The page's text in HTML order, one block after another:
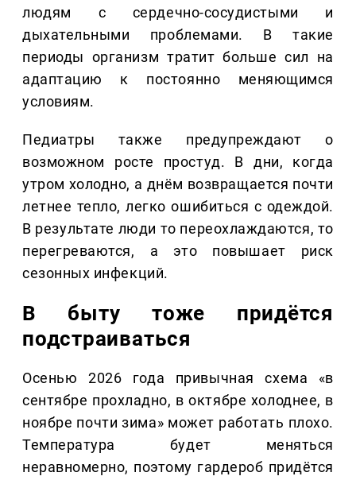
людям с сердечно-сосудистыми и
дыхательными проблемами. В такие
периоды организм тратит больше сил на
адаптацию к постоянно меняющимся
условиям.
Педиатры также предупреждают о
возможном росте простуд. В дни, когда
утром холодно, а днём возвращается почти
летнее тепло, легко ошибиться с одеждой.
В результате люди то переохлаждаются, то
перегреваются, а это повышает риск
сезонных инфекций.
В быту тоже придётся
подстраиваться
Осенью 2026 года привычная схема «в
сентябре прохладно, в октябре холоднее, в
ноябре почти зима» может работать плохо.
Температура будет меняться
неравномерно, поэтому гардероб придётся